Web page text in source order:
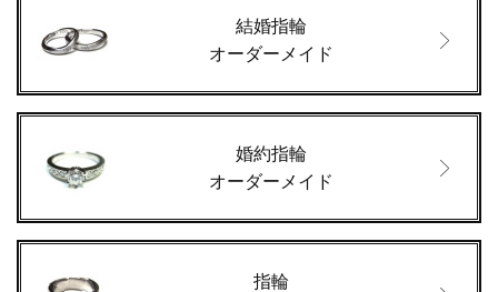
結婚指輪
オーダーメイド
婚約指輪
オーダーメイド
指輪